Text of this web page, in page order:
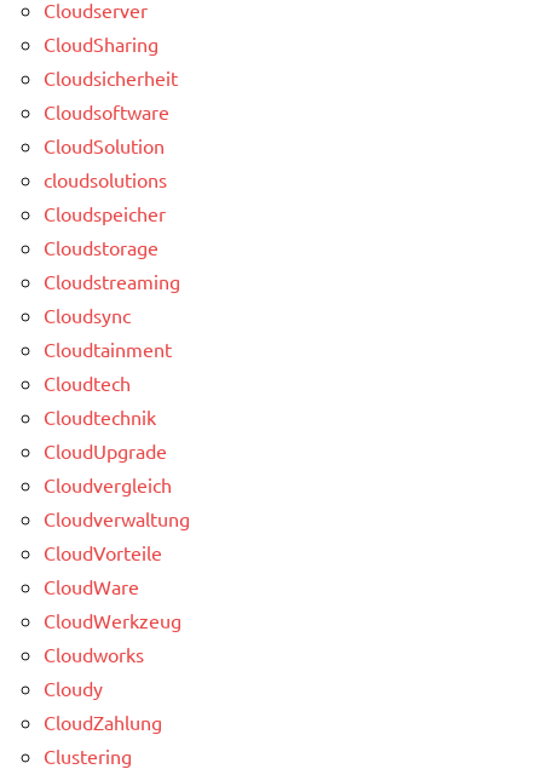
Cloudserver
CloudSharing
Cloudsicherheit
Cloudsoftware
CloudSolution
cloudsolutions
Cloudspeicher
Cloudstorage
Cloudstreaming
Cloudsync
Cloudtainment
Cloudtech
Cloudtechnik
CloudUpgrade
Cloudvergleich
Cloudverwaltung
CloudVorteile
CloudWare
CloudWerkzeug
Cloudworks
Cloudy
CloudZahlung
Clustering